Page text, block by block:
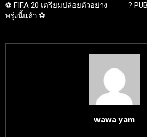
⚽️ FIFA 20 เตรียมปล่อยตัวอย่าง
พรุ่งนี้แล้ว ⚽️
?
wawa yam